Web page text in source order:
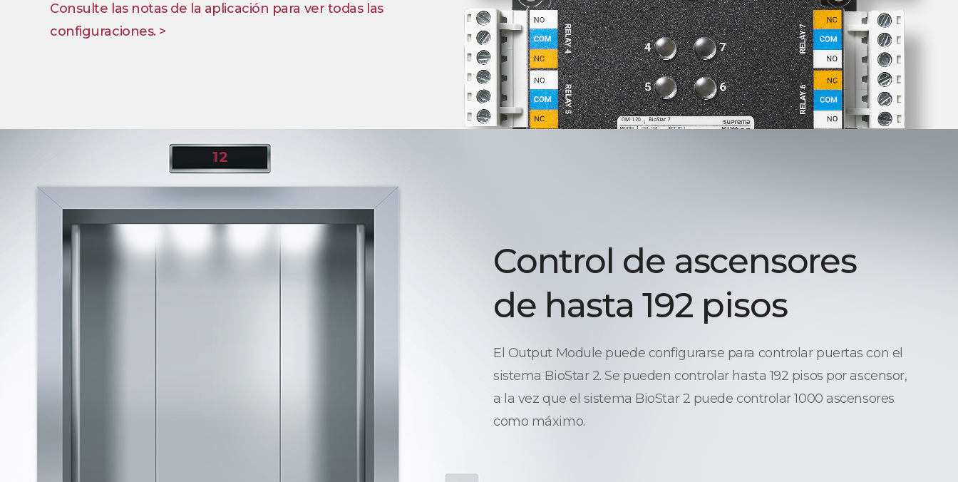
Consulte las notas de la aplicación para ver todas las
configuraciones. >
Control de ascensores
de hasta 192 pisos
El Output Module puede configurarse para controlar puertas con el
sistema BioStar 2. Se pueden controlar hasta 192 pisos por ascensor,
a la vez que el sistema BioStar 2 puede controlar 1000 ascensores
como máximo.